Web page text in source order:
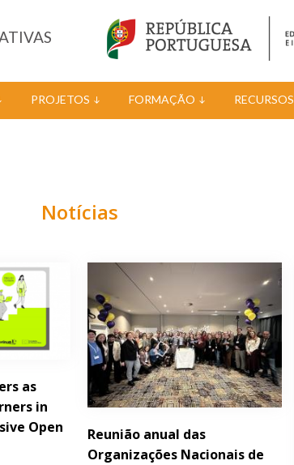
PROJETOS FORMAÇÃO RECURSOS
Notícias
as
in
Open
Reunião anual das
Organizações Nacionais de